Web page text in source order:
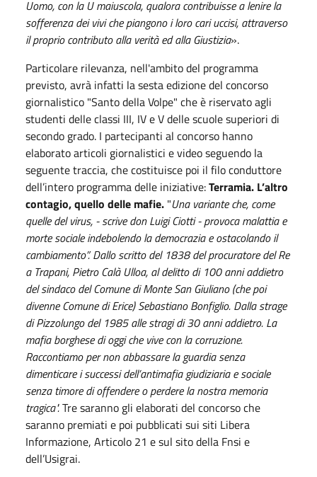
Uomo, con la U maiuscola, qualora contribuisse a lenire la
sofferenza dei vivi che piangono i loro cari uccisi, attraverso
il proprio contributo alla verità ed alla Giustizia».
Particolare rilevanza, nell'ambito del programma
previsto, avrà infatti la sesta edizione del concorso
giornalistico "Santo della Volpe" che è riservato agli
studenti delle classi III, IV e V delle scuole superiori di
secondo grado. I partecipanti al concorso hanno
elaborato articoli giornalistici e video seguendo la
seguente traccia, che costituisce poi il filo conduttore
dell’intero programma delle iniziative:Terramia. L’altro
contagio, quello delle mafie. "Una variante che, come
quelle del virus, - scrive don Luigi Ciotti - provoca malattia e
morte sociale indebolendo la democrazia e ostacolando il
cambiamento”. Dallo scritto del 1838 del procuratore del Re
a Trapani, Pietro Calà Ulloa, al delitto di 100 anni addietro
del sindaco del Comune di Monte San Giuliano (che poi
divenne Comune di Erice) Sebastiano Bonfiglio. Dalla strage
di Pizzolungo del 1985 allestragi di 30 anni addietro. La
mafia borghese di oggi che vive con la corruzione.
Raccontiamo per non abbassare la guardia senza
dimenticare i successi dell’antimafia giudiziaria e sociale
senza timore di offendere o perdere la nostra memoria
tragica".Tre saranno gli elaborati del concorso che
saranno premiati e poi pubblicati sui siti Libera
Informazione, Articolo 21 e sul sito della Fnsi e
dell’Usigrai.